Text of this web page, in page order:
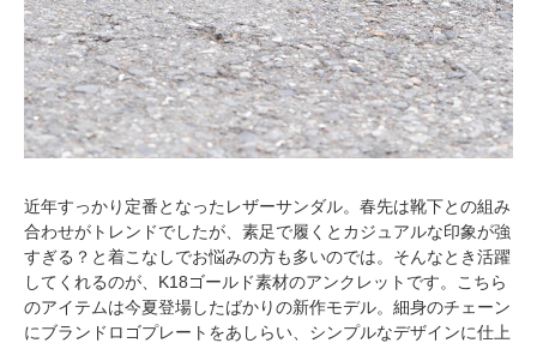
近年すっかり定番となったレザーサンダル。春先は靴下との組み
合わせがトレンドでしたが、素足で履くとカジュアルな印象が強
すぎる？と着こなしでお悩みの方も多いのでは。そんなとき活躍
してくれるのが、K18ゴールド素材のアンクレットです。こちら
のアイテムは今夏登場したばかりの新作モデル。細身のチェーン
にブランドロゴプレートをあしらい、シンプルなデザインに仕上